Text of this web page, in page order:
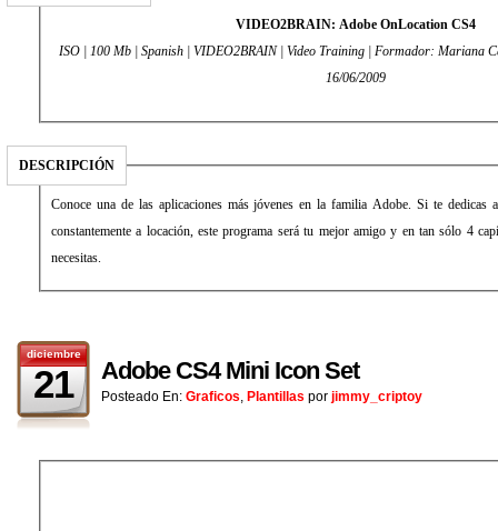
VIDEO2BRAIN: Adobe OnLocation CS4
ISO | 100 Mb | Spanish | VIDEO2BRAIN | Video Training | Formador: Mariana Cabral | Fecha de
16/06/2009
DESCRIPCIÓN
Conoce una de las aplicaciones más jóvenes en la familia Adobe. Si te dedicas
constantemente a locación, este programa será tu mejor amigo y en tan sólo 4
necesitas.
diciembre
21 Adobe CS4 Mini Icon Set
Posteado En: Graficos, Plantillas por jimmy_criptoy